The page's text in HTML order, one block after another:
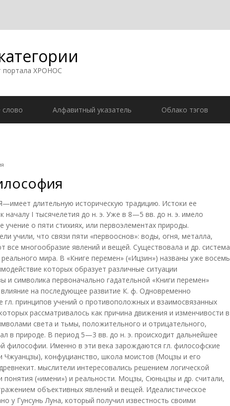
портала ХРОНОС
слово Алфавитный указатель Облако тэгов
длительную историческую традицию. Истоки ее
началу I тысячелетия до н. э. Уже в 8—5 вв. до н. э. имело
учение о пяти стихиях, или первоэлементах природы.
учили, что связи пяти «первооснов»: воды, огня, металла,
все многообразие явлений и вещей. Существовала и др. система
мира. В «Книге перемен» («Ицзин») названы уже восемь
которых образует различные ситуации
и символика первоначально гадательной «Книги перемен»
на последующее развитие К. ф. Одновременно
гл. принципов учений о противоположных и взаимосвязанных
рассматривалось как причина движения и изменчивости в
света и тьмы, положительного и отрицательного,
в природе. В период 5—3 вв. до н. э. происходит дальнейшее
философии. Именно в эти века зарождаются гл. философские
Чжуанцзы), конфуцианство, школа моистов (Моцзы и его
мыслители интересовались решением логической
(«имени») и реальности. Моцзы, Сюньцзы и др. считали,
объективных явлений и вещей. Идеалистическое
у Гунсунь Луна, который получил известность своими